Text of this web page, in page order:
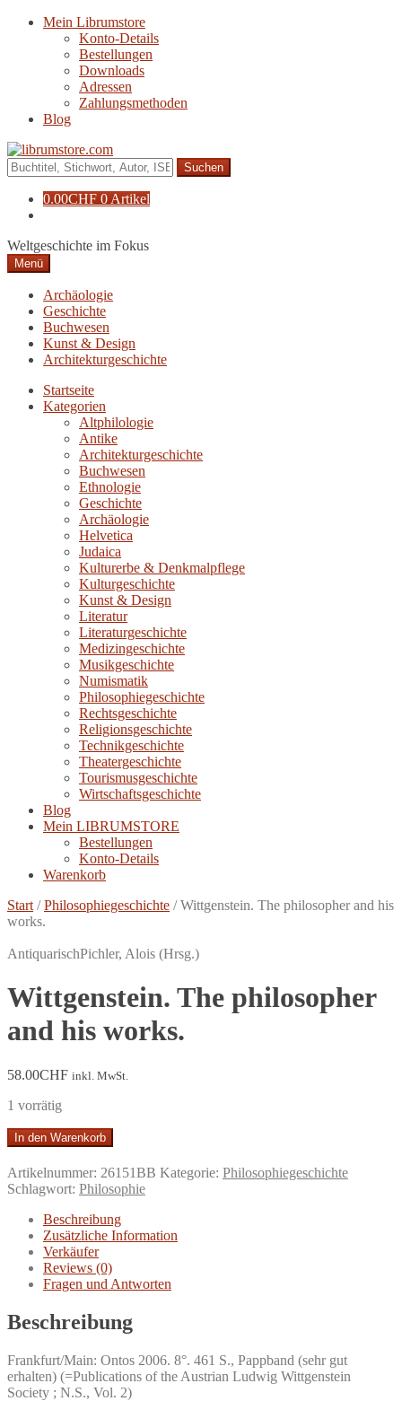
Navigation
Zum
Mein Librumstore
Konto-Details
Bestellungen
Downloads
Adressen
Zahlungsmethoden
Blog
Suche
nach:
0.00CHF 0 Artikel
Weltgeschichte im Fokus
Menü
Archäologie
Geschichte
Buchwesen
Kunst & Design
Architekturgeschichte
Startseite
Kategorien
Altphilologie
Antike
Architekturgeschichte
Buchwesen
Ethnologie
Geschichte
Archäologie
Helvetica
Judaica
Kulturerbe & Denkmalpflege
Kulturgeschichte
Kunst & Design
Literatur
Literaturgeschichte
Medizingeschichte
Musikgeschichte
Numismatik
Philosophiegeschichte
Rechtsgeschichte
Religionsgeschichte
Technikgeschichte
Theatergeschichte
Tourismusgeschichte
Wirtschaftsgeschichte
Blog
Mein LIBRUMSTORE
Bestellungen
Konto-Details
Warenkorb
Start /Philosophiegeschichte /Wittgenstein. The philosopher and his
works.
AntiquarischPichler, Alois (Hrsg.)
Wittgenstein. The philosopher
and his works.
58.00CHF inkl. MwSt.
1 vorrätig
Wittgenstein.
The
philosopher
and
works.
Menge
In den Warenkorb
Artikelnummer: 26151BB Kategorie: Philosophiegeschichte
Schlagwort: Philosophie
Beschreibung
Zusätzliche Information
Verkäufer
Reviews (0)
Fragen und Antworten
Beschreibung
Frankfurt/Main: Ontos 2006. 8°. 461 S., Pappband (sehr gut
erhalten) (=Publications of the Austrian Ludwig Wittgenstein
Society ; N.S., Vol. 2)